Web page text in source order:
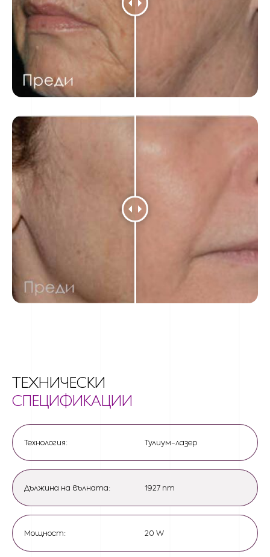
ТЕХНИЧЕСКИ
СПЕЦИФИКАЦИИ
Технология: Тулиум-лазер
Дължина на вълната: 1927 nm
Мощност: 20 W